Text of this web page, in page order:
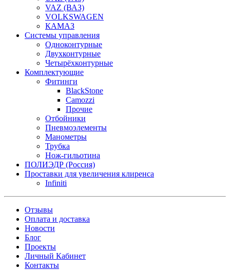
VAZ (ВАЗ)
VOLKSWAGEN
КАМАЗ
Системы управления
Одноконтурные
Двухконтурные
Четырёхконтурные
Комплектующие
Фитинги
BlackStone
Camozzi
Прочие
Отбойники
Пневмоэлементы
Манометры
Трубка
Нож-гильотина
ПОЛИЭДР (Россия)
Проставки для увеличения клиренса
Infiniti
Отзывы
Оплата и доставка
Новости
Блог
Проекты
Личный Кабинет
Контакты